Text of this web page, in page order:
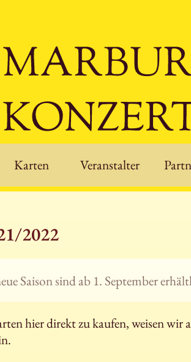
Karten Veranstalter
2022
Saison sind ab 1. September
hier direkt zu kaufen, weisen wir